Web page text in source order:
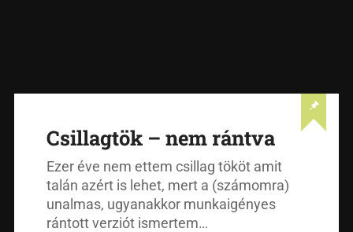
Csillagtök – nem rántva
Ezer éve nem ettem csillag tököt amit
talán azért is lehet, mert a (számomra)
unalmas, ugyanakkor munkaigényes
rántott verziót ismertem…